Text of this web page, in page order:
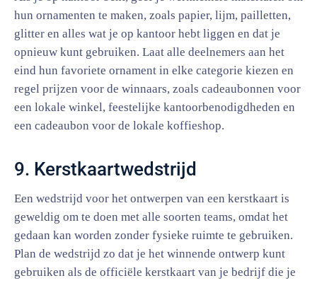
hun ornamenten te maken, zoals papier, lijm, pailletten,
glitter en alles wat je op kantoor hebt liggen en dat je
opnieuw kunt gebruiken. Laat alle deelnemers aan het
eind hun favoriete ornament in elke categorie kiezen en
regel prijzen voor de winnaars, zoals cadeaubonnen voor
een lokale winkel, feestelijke kantoorbenodigdheden en
een cadeaubon voor de lokale koffieshop.
9. Kerstkaartwedstrijd
Een wedstrijd voor het ontwerpen van een kerstkaart is
geweldig om te doen met alle soorten teams, omdat het
gedaan kan worden zonder fysieke ruimte te gebruiken.
Plan de wedstrijd zo dat je het winnende ontwerp kunt
gebruiken als de officiële kerstkaart van je bedrijf die je